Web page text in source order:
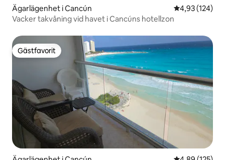
Ägarlägenhet i Cancún 4,93 av 5 i
4,93 (124)
Vacker takvåning vid havet i Cancúns hotellzon
Gästfavorit
Gästfavorit